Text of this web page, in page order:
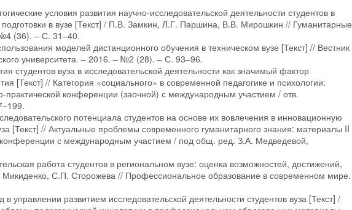
условия развития научно-исследовательской деятельности студентов в
подготовки в вузе [Текст] / П.В. Замкин, Л.Г. Паршина, В.В. Мирошкин // Гуманитарные
(36). – С. 31–40.
моделей дистанционного обучения в техническом вузе [Текст] // Вестник
университета. – 2016. – №2 (28). – С. 93–96.
студентов вуза в исследовательской деятельности как значимый фактор
[Текст] // Категория «социального» в современной педагогике и психологии:
практической конференции (заочной) с международным участием / отв.
потенциала студентов на основе их вовлечения в инновационную
[Текст] // Актуальные проблемы современного гуманитарного знания: материалы II
конференции с международным участием / под общ. ред. З.А. Медведевой,
работа студентов в региональном вузе: оценка возможностей, достижений,
Микиденко, С.П. Сторожева // Профессиональное образование в современном мире.
управлении развитием исследовательской деятельности студентов вуза [Текст] /